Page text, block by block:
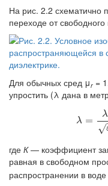
На рис. 2.2 схематично
переходе от свободного
Для обычных сред μr =
упростить (λ дана в
λ =
λ
√
(2.12)
где К— коэффициент
равная в свободном
распространении в